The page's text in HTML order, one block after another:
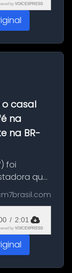
by VOICEXPRESS
o casal
na
na BR-
foi
que
na
passeio
/ 2:01
by VOICEXPRESS